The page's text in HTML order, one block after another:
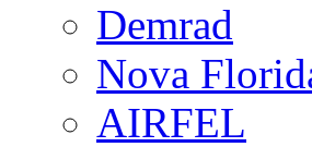
Demrad
Nova
AIRFEL